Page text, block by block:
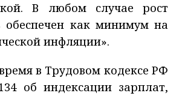
В любом случае рост
обеспечен как минимум на
инфляции».
в Трудовом кодексе РФ
об индексации зарплат,